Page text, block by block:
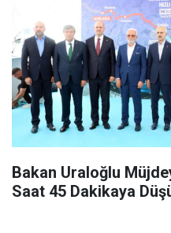
Bakan Uraloğlu
Saat 45 Dakikaya